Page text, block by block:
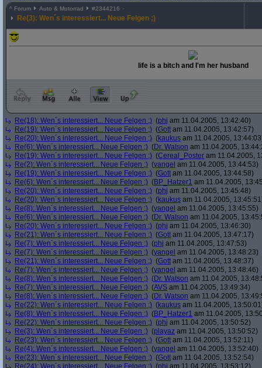
^ Forum Auto & Motorrad #2344216
Re(3): Wen´s interessiert... Neue Felgen ;)
life is a bitch and I'm her husband
Re(18): Wen´s interessiert... Neue Felgen ;) (phj am 11.04.2005, 13:42:40)
Re(19): Wen´s interessiert... Neue Felgen ;) (Gott am 11.04.2005, 13:42:57)
Re(20): Wen´s interessiert... Neue Felgen ;) (kaukus am 11.04.2005,
Re(6): Wen´s interessiert... Neue Felgen ;) (Dr. Watson am 11.04.2005,
Re(19): Wen´s interessiert... Neue Felgen ;) (Cereal_Poster am 11.04.2005,
Re(2): Wen´s interessiert... Neue Felgen ;) (yangel am 11.04.2005, 13:44:53)
Re(19): Wen´s interessiert... Neue Felgen ;) (Gott am 11.04.2005, 13:44:58)
Re(6): Wen´s interessiert... Neue Felgen ;) (BP_Hatzer1 am 11.04.2005,
Re(20): Wen´s interessiert... Neue Felgen ;) (phj am 11.04.2005, 13:45:48)
Re(20): Wen´s interessiert... Neue Felgen ;) (kaukus am 11.04.2005,
Re(8): Wen´s interessiert... Neue Felgen ;) (yangel am 11.04.2005, 13:45:55)
Re(6): Wen´s interessiert... Neue Felgen ;) (Dr. Watson am 11.04.2005,
Re(20): Wen´s interessiert... Neue Felgen ;) (phj am 11.04.2005, 13:46:30)
Re(21): Wen´s interessiert... Neue Felgen ;) (Gott am 11.04.2005, 13:47:17)
Re(7): Wen´s interessiert... Neue Felgen ;) (phj am 11.04.2005, 13:47:53)
Re(7): Wen´s interessiert... Neue Felgen ;) (yangel am 11.04.2005, 13:48:23)
Re(21): Wen´s interessiert... Neue Felgen ;) (Gott am 11.04.2005, 13:48:37)
Re(7): Wen´s interessiert... Neue Felgen ;) (yangel am 11.04.2005, 13:48:46)
Re(8): Wen´s interessiert... Neue Felgen ;) (Dr. Watson am 11.04.2005,
Re(7): Wen´s interessiert... Neue Felgen ;) (AVS am 11.04.2005, 13:49:34)
Re(8): Wen´s interessiert... Neue Felgen ;) (Dr. Watson am 11.04.2005,
Re(22): Wen´s interessiert... Neue Felgen ;) (kaukus am 11.04.2005,
Re(8): Wen´s interessiert... Neue Felgen ;) (BP_Hatzer1 am 11.04.2005,
Re(22): Wen´s interessiert... Neue Felgen ;) (phj am 11.04.2005, 13:50:52)
Re(3): Wen´s interessiert... Neue Felgen ;) (playaz am 11.04.2005, 13:50:52)
Re(23): Wen´s interessiert... Neue Felgen ;) (Gott am 11.04.2005, 13:52:11)
Re(4): Wen´s interessiert... Neue Felgen ;) (yangel am 11.04.2005, 13:52:40)
Re(23): Wen´s interessiert... Neue Felgen ;) (Gott am 11.04.2005, 13:52:54)
Re(24): Wen´s interessiert... Neue Felgen ;) (phj am 11.04.2005, 13:53:12)